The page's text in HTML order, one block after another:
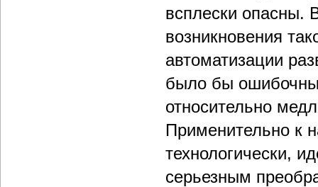
всплески опасны.
возникновения
автоматизации
было бы
относительно
Применительно к
технологически,
серьезным